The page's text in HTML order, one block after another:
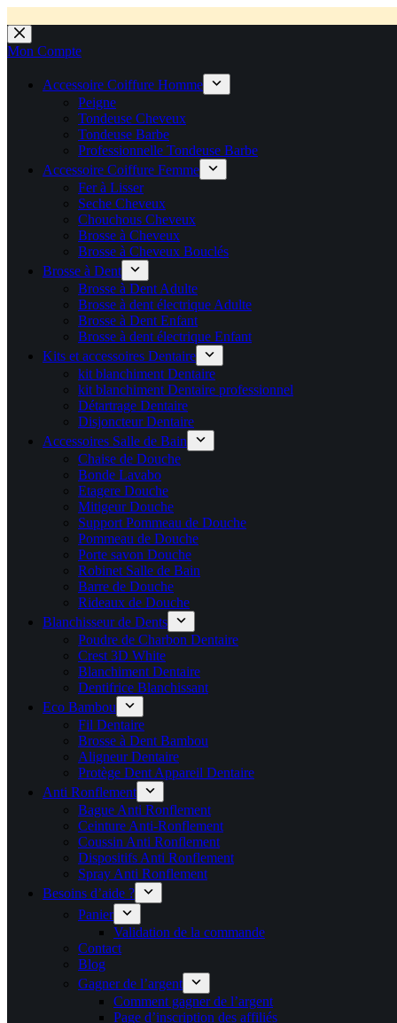
Passer
au
Mon Compte
Accessoire Coiffure Homme
Peigne
Tondeuse Cheveux
Tondeuse Barbe
Professionnelle Tondeuse Barbe
Accessoire Coiffure Femme
Fer à Lisser
Seche Cheveux
Chouchous Cheveux
Brosse à Cheveux
Brosse à Cheveux Bouclés
Brosse à Dent
Brosse à Dent Adulte
Brosse à dent électrique Adulte
Brosse à Dent Enfant
Brosse à dent électrique Enfant
Kits et accessoires Dentaire
kit blanchiment Dentaire
kit blanchiment Dentaire professionnel
Détartrage Dentaire
Disjoncteur Dentaire
Accessoires Salle de Bain
Chaise de Douche
Bonde Lavabo
Etagere Douche
Mitigeur Douche
Support Pommeau de Douche
Pommeau de Douche
Porte savon Douche
Robinet Salle de Bain
Barre de Douche
Rideaux de Douche
Blanchisseur de Dents
Poudre de Charbon Dentaire
Crest 3D White
Blanchiment Dentaire
Dentifrice Blanchissant
Eco Bambou
Fil Dentaire
Brosse à Dent Bambou
Aligneur Dentaire
Protège Dent Appareil Dentaire
Anti Ronflement
Bague Anti Ronflement
Ceinture Anti-Ronflement
Coussin Anti Ronflement
Dispositifs Anti Ronflement
Spray Anti Ronflement
Besoins d’aide ?
Panier
Validation de la commande
Contact
Blog
Gagner de l’argent
Comment gagner de l’argent
Page d’inscription des affiliés